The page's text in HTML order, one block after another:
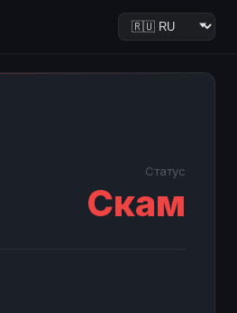
Статус
Скам